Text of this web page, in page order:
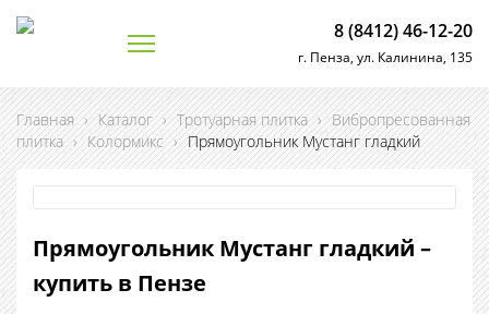
8 (8412) 46-12-20
г. Пенза, ул. Калинина, 135
Главная › Каталог › Тротуарная плитка › Вибропресованная
плитка › Колормикс › Прямоугольник Мустанг гладкий
Прямоугольник Мустанг гладкий –
купить в Пензе